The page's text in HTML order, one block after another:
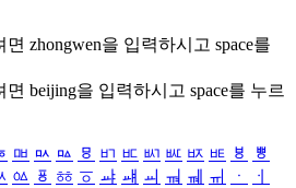
면 zhongwen을 입력하시고 space를
면 beijing을 입력하시고 space를 누르
ㅮ ㅯ ㅰ ㅱ ㅲ ㅳ ㅴ ㅵ ㅶ ㅷ ㅸ
ㅹ
ㆃ ㆄ ㆅ ㆆ ㆇ ㆈ ㆉ ㆊ ㆋ ㆌ ㆍ
ㆎ